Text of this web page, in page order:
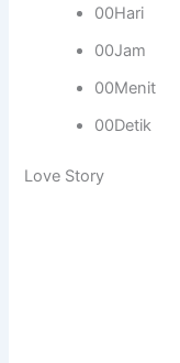
00Hari
00Jam
00Menit
00Detik
Love Story